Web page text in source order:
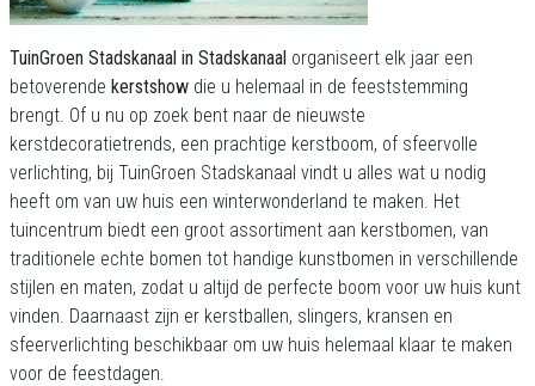
TuinGroen Stadskanaal in Stadskanaal organiseert elk jaar een
betoverende kerstshow die u helemaal in de feeststemming
brengt. Of u nu op zoek bent naar de nieuwste
kerstdecoratietrends, een prachtige kerstboom, of sfeervolle
verlichting, bij TuinGroen Stadskanaal vindt u alles wat u nodig
heeft om van uw huis een winterwonderland te maken. Het
tuincentrum biedt een groot assortiment aan kerstbomen, van
traditionele echte bomen tot handige kunstbomen in verschillende
stijlen en maten, zodat u altijd de perfecte boom voor uw huis kunt
vinden. Daarnaast zijn er kerstballen, slingers, kransen en
sfeerverlichting beschikbaar om uw huis helemaal klaar te maken
voor de feestdagen.